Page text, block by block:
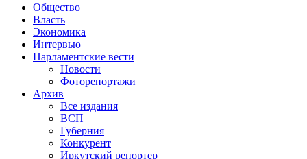
Общество
Власть
Экономика
Интервью
Парламентские вести
Новости
Фоторепортажи
Архив
Все издания
ВСП
Губерния
Конкурент
Иркутский репортер